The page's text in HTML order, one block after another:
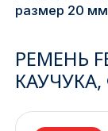
Санкт-
Ижевск
размер 20 мм
РЕМЕНЬ